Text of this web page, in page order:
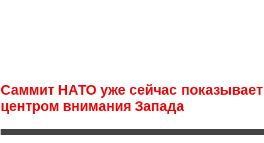
Саммит НАТО уже сейчас
центром внимания Запада